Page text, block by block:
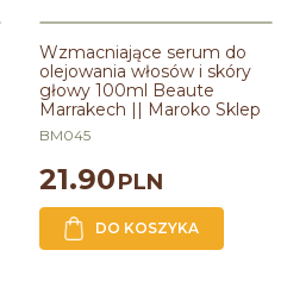
Wzmacniające serum do
olejowania włosów i skóry
głowy 100ml Beaute
Marrakech || Maroko Sklep
BM045
21.90PLN
DO KOSZYKA